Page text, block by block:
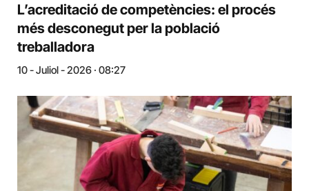
L’acreditació de competències: el procés
més desconegut per la població
treballadora
10 - Juliol - 2026 · 08:27